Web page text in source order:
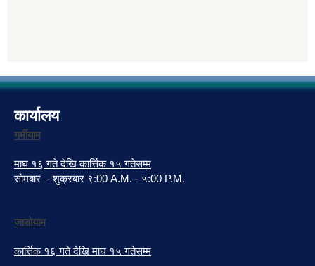
कार्यालय
गर्मीयाम
माघ १६ गते देखि कार्त्तिक १५ गतेसम्म
सोमबार - शुक्रबार ९:00 A.M. - ५:00 P.M.
जाडोयाम
कार्त्तिक १६ गते देखि माघ १५ गतेसम्म